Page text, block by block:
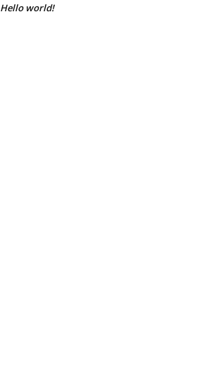
Hello world!